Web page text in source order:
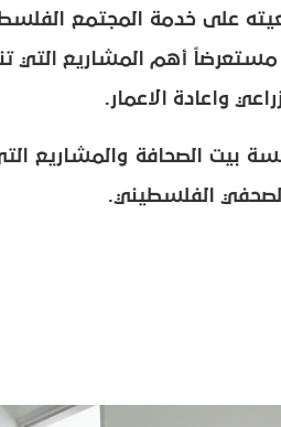
على خدمة المجتمع
مستعرضاً أهم المشاريع
واعادة الاعمار.
بيت الصحافة والمشاريع
الفلسطيني.